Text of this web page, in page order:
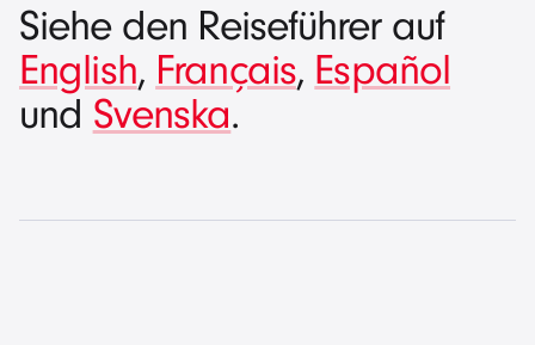
Siehe den Reiseführer auf
English, Français, Español
und Svenska.